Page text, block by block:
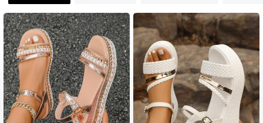
4,89 7K Seguidores
4,89 7K Seguidores
4,89 7K Seguidores
7K Seguidores